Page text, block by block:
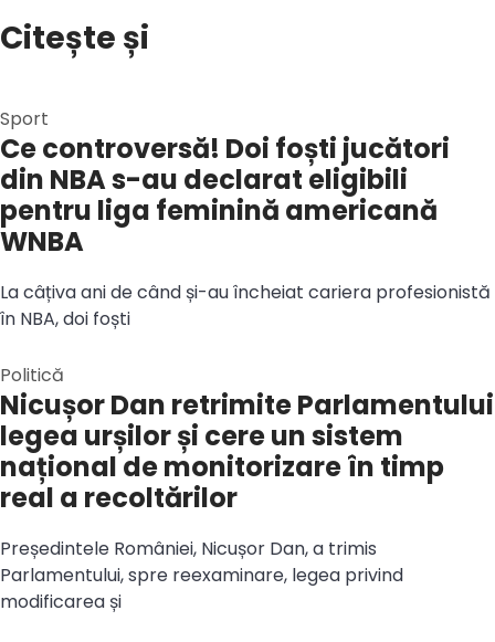
Citește și
Sport
Ce controversă! Doi foști jucători
din NBA s-au declarat eligibili
pentru liga feminină americană
WNBA
La câțiva ani de când și-au încheiat cariera profesionistă
în NBA, doi foști
Politică
Nicușor Dan retrimite Parlamentului
legea urșilor și cere un sistem
național de monitorizare în timp
real a recoltărilor
Președintele României, Nicușor Dan, a trimis
Parlamentului, spre reexaminare, legea privind
modificarea și